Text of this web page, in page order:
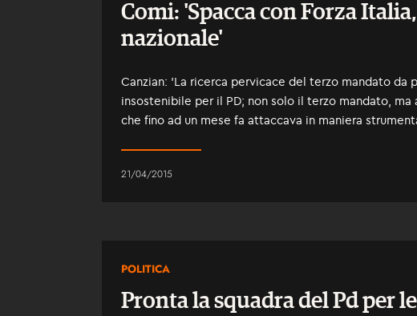
Comi: 'Spacca con Forza
nazionale'
Canzian: 'La ricerca pervicace del terzo mandato da
insostenibile per il PD; non solo il terzo mandato, ma
che fino ad un mese fa attaccava in maniera
21/04/2015
POLITICA
Pronta la squadra del Pd per